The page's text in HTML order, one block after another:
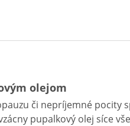
olejom
či nepríjemné pocity
pupalkový olej síce